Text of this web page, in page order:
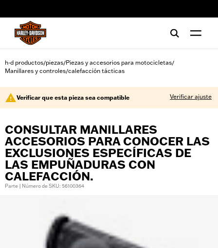
h-d productos/piezas/Piezas y accesorios para motocicletas/
Manillares y controles/calefacción tácticas
Verificar que esta pieza sea compatible Verificar ajuste
CONSULTAR MANILLARES
ACCESORIOS PARA CONOCER LAS
EXCLUSIONES ESPECÍFICAS DE
LAS EMPUÑADURAS CON
CALEFACCIÓN.
Parte | Número de SKU: 56100364